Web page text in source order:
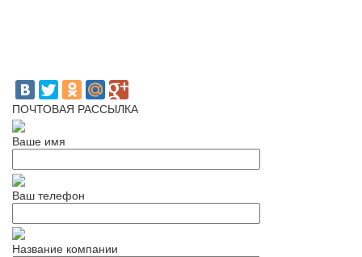
ПОЧТОВАЯ РАССЫЛКА
Ваше имя
Ваш телефон
Название компании